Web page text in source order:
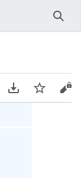
検索
PDFをダウンロ
ウォッチソ